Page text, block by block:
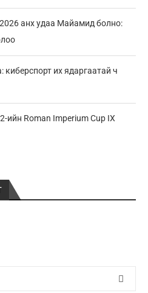
анх удаа Майамид болно:
киберспорт их ядаргаатай ч
ийн Roman Imperium Cup IX